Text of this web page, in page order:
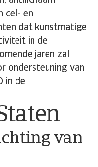
cel- en
dat kunstmatige
in de
jaren zal
ondersteuning van
in de
van